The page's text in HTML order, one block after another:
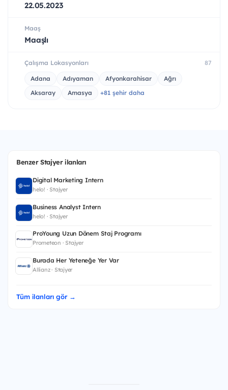
22.05.2023
Maaş
Maaşlı
Çalışma Lokasyonları 87
Adana Adıyaman Afyonkarahisar
Ağrı
Aksaray
Amasya +81 şehir daha
Benzer Stajyer ilanları
Digital Marketing Intern
helo! · Stajyer
Business Analyst Intern
helo! · Stajyer
ProYoung Uzun Dönem Staj Programı
Prometeon · Stajyer
Burada Her Yeteneğe Yer Var
Allianz · Stajyer
Tüm ilanları gör →